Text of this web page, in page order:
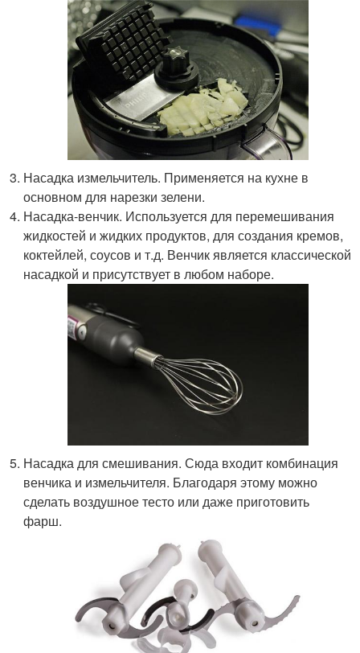
Насадка измельчитель. Применяется на кухне в
основном для нарезки зелени.
Насадка-венчик. Используется для перемешивания
жидкостей и жидких продуктов, для создания кремов,
коктейлей, соусов и т.д. Венчик является классической
насадкой и присутствует в любом наборе.
Насадка для смешивания. Сюда входит комбинация
венчика и измельчителя. Благодаря этому можно
сделать воздушное тесто или даже приготовить
фарш.